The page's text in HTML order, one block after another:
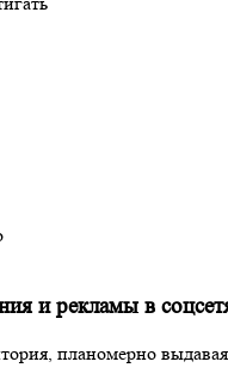
и рекламы в
планомерно